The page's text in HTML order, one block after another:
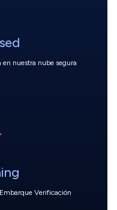
nuestra nube segura
Verificación